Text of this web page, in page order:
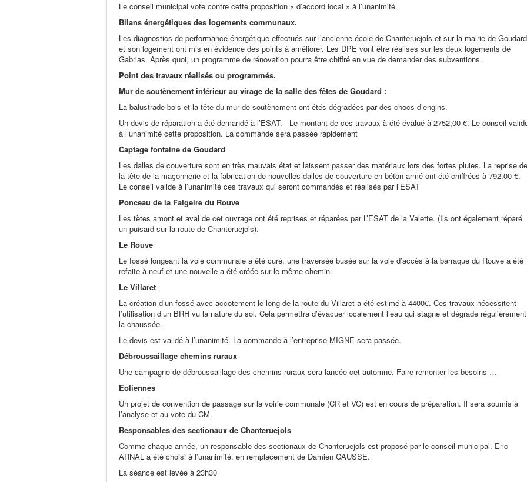
Le conseil municipal vote contre cette proposition « d’accord local » à l’unanimité.
Bilans énergétiques des logements communaux.
Les diagnostics de performance énergétique effectués sur l’ancienne école de Chanteruejols et sur la mairie de Goudard
et son logement ont mis en évidence des points à améliorer. Les DPE vont être réalises sur les deux logements de
Gabrias. Après quoi, un programme de rénovation pourra être chiffré en vue de demander des subventions.
Point des travaux réalisés ou programmés.
Mur de soutènement inférieur au virage de la salle des fêtes de Goudard :
La balustrade bois et la tête du mur de soutènement ont étés dégradées par des chocs d’engins.
Un devis de réparation a été demandé à l’ESAT. Le montant de ces travaux à été évalué à 2752,00 €. Le conseil
à l’unanimité cette proposition. La commande sera passée rapidement
Captage fontaine de Goudard
Les dalles de couverture sont en très mauvais état et laissent passer des matériaux lors des fortes pluies. La reprise de
la tête de la maçonnerie et la fabrication de nouvelles dalles de couverture en béton armé ont été chiffrées à 792,00 €.
Le conseil valide à l’unanimité ces travaux qui seront commandés et réalisés par l’ESAT
Ponceau de la Falgeire du Rouve
Les tètes amont et aval de cet ouvrage ont été reprises et réparées par L’ESAT de la Valette. (Ils ont également réparé
un puisard sur la route de Chanteruejols).
Le Rouve
Le fossé longeant la voie communale a été curé, une traversée busée sur la voie d’accès à la barraque du Rouve a été
refaite à neuf et une nouvelle a été créée sur le même chemin.
Le Villaret
La création d’un fossé avec accotement le long de la route du Villaret a été estimé à 4400€. Ces travaux nécessitent
l’utilisation d’un BRH vu la nature du sol. Cela permettra d’évacuer localement l’eau qui stagne et dégrade régulièrement
la chaussée.
Le devis est validé à l’unanimité. La commande à l’entreprise MIGNE sera passée.
Débroussaillage chemins ruraux
Une campagne de débroussaillage des chemins ruraux sera lancée cet automne. Faire remonter les besoins …
Eoliennes
Un projet de convention de passage sur la voirie communale (CR et VC) est en cours de préparation. Il sera soumis à
l’analyse et au vote du CM.
Responsables des sectionaux de Chanteruejols
Comme chaque année, un responsable des sectionaux de Chanteruejols est proposé par le conseil municipal. Eric
ARNAL a été choisi à l’unanimité, en remplacement de Damien CAUSSE.
La séance est levée à 23h30